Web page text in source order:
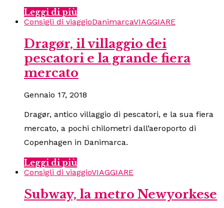
Leggi di più
Consigli di viaggioDanimarcaVIAGGIARE
Dragør, il villaggio dei
pescatori e la grande fiera
mercato
Gennaio 17, 2018
Dragør, antico villaggio di pescatori, e la sua fiera
mercato, a pochi chilometri dall’aeroporto di
Copenhagen in Danimarca.
Leggi di più
Consigli di viaggioVIAGGIARE
Subway, la metro Newyorkese